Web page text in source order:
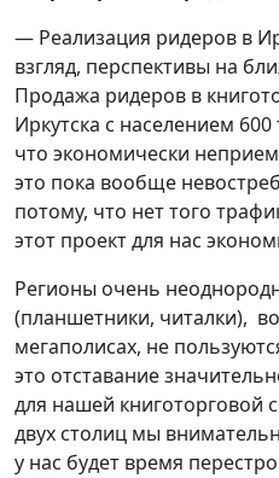
— Реализация ридеров в
взгляд, перспективы на
Продажа ридеров в
Иркутска с населением 600
что экономически
это пока вообще
потому, что нет того
этот проект для нас
Регионы очень
(планшетники, читалки),
мегаполисах, не
это отставание
для нашей книготорговой
двух столиц мы
у нас будет время